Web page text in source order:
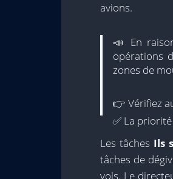
avions.
📣 En
opérations
zones de
👉 Vérifiez
✅ La
-Aena
Les tâches Ils
tâches de
vols. Le